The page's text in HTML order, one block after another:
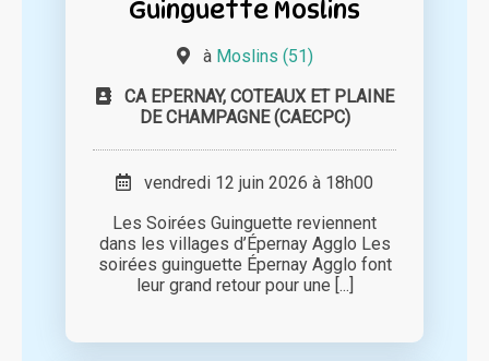
Guinguette Moslins
à Moslins (51)
CA EPERNAY, COTEAUX ET PLAINE
DE CHAMPAGNE (CAECPC)
vendredi 12 juin 2026 à 18h00
Les Soirées Guinguette reviennent
dans les villages d’Épernay Agglo Les
soirées guinguette Épernay Agglo font
leur grand retour pour une [...]